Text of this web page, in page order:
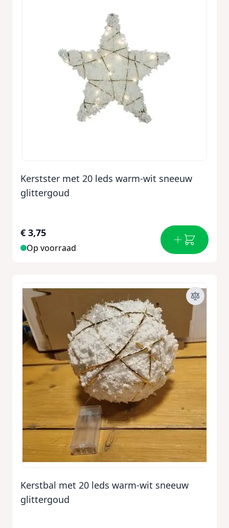
Kerstster met 20 leds warm-wit sneeuw
glittergoud
€ 3,75
Op voorraad
Kerstbal met 20 leds warm-wit sneeuw
glittergoud